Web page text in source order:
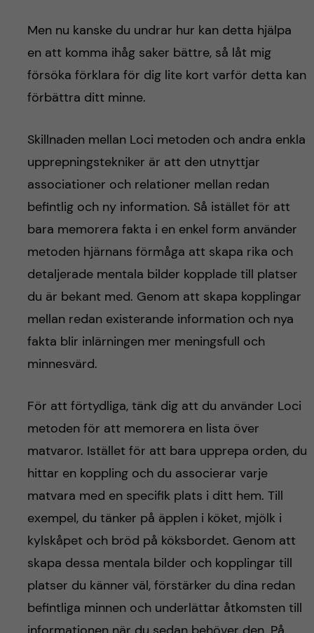
Men nu kanske du undrar hur kan detta hjälpa
en att komma ihåg saker bättre, så låt mig
försöka förklara för dig lite kort varför detta kan
förbättra ditt minne.
Skillnaden mellan Loci metoden och andra enkla
upprepningstekniker är att den utnyttjar
associationer och relationer mellan redan
befintlig och ny information. Så istället för att
bara memorera fakta i en enkel form använder
metoden hjärnans förmåga att skapa rika och
detaljerade mentala bilder kopplade till platser
du är bekant med. Genom att skapa kopplingar
mellan redan existerande information och nya
fakta blir inlärningen mer meningsfull och
minnesvärd.
För att förtydliga, tänk dig att du använder Loci
metoden för att memorera en lista över
matvaror. Istället för att bara upprepa orden, du
hittar en koppling och du associerar varje
matvara med en specifik plats i ditt hem. Till
exempel, du tänker på äpplen i köket, mjölk i
kylskåpet och bröd på köksbordet. Genom att
skapa dessa mentala bilder och kopplingar till
platser du känner väl, förstärker du dina redan
befintliga minnen och underlättar åtkomsten till